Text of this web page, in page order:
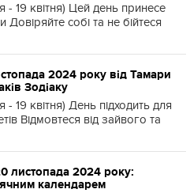
- 19 квітня) Цей день принесе
Довіряйте собі та не бійтеся
2024 року від Тамари
Зодіаку
19 квітня) День підходить для
Відмовтеся від зайвого та
листопада 2024 року:
календарем